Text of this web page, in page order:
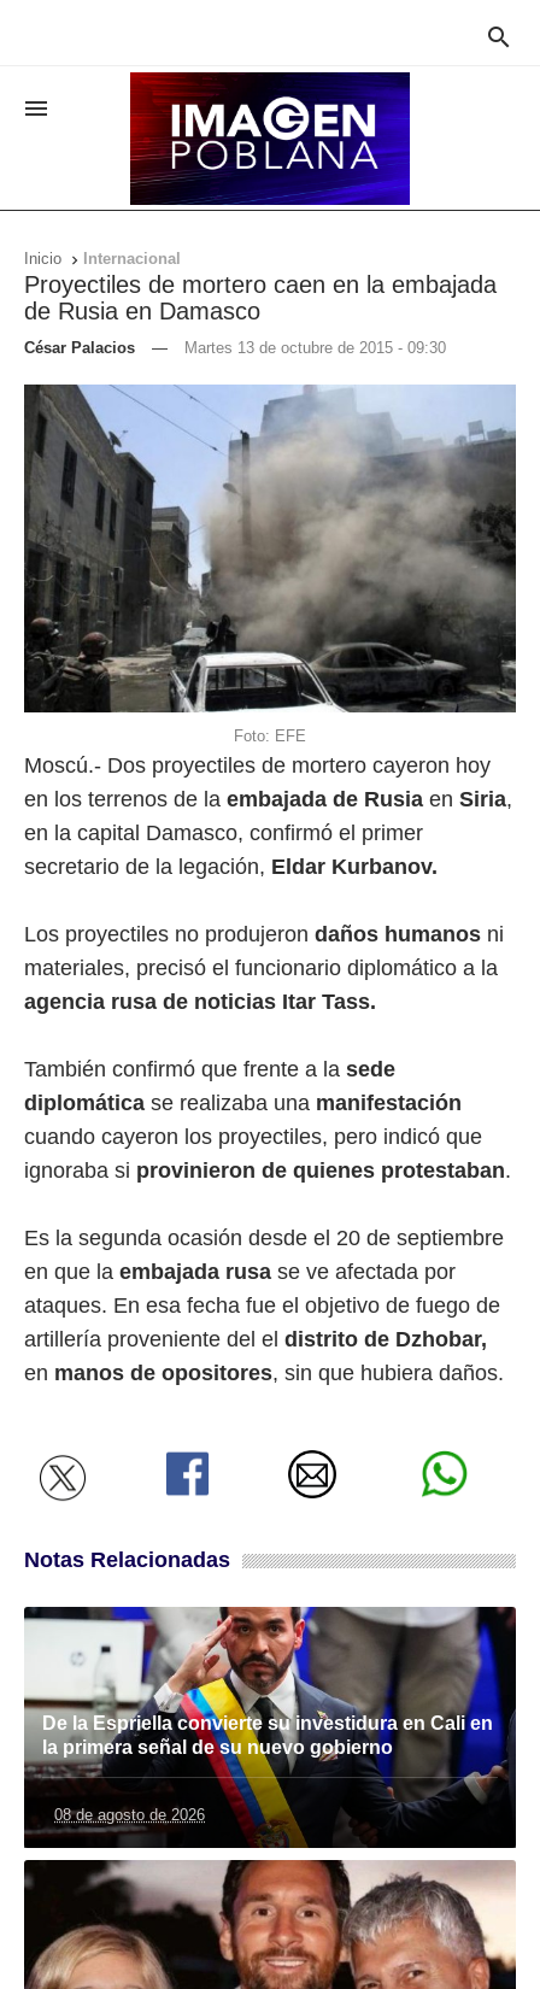


Inicio  Internacional
Proyectiles de mortero caen en la embajada
de Rusia en Damasco
César Palacios — Martes 13 de octubre de 2015 - 09:30
Foto: EFE
Moscú.- Dos proyectiles de mortero cayeron hoy
en los terrenos de la embajada de Rusia en Siria,
en la capital Damasco, confirmó el primer
secretario de la legación, Eldar Kurbanov.
Los proyectiles no produjeron daños humanos ni
materiales, precisó el funcionario diplomático a la
agencia rusa de noticias Itar Tass.
También confirmó que frente a la sede
diplomática se realizaba una manifestación
cuando cayeron los proyectiles, pero indicó que
ignoraba si provinieron de quienes protestaban.
Es la segunda ocasión desde el 20 de septiembre
en que la embajada rusa se ve afectada por
ataques. En esa fecha fue el objetivo de fuego de
artillería proveniente del el distrito de Dzhobar,
en manos de opositores, sin que hubiera daños.
Notas Relacionadas
De la Espriella convierte su investidura en Cali en
la primera señal de su nuevo gobierno
08 de agosto de 2026